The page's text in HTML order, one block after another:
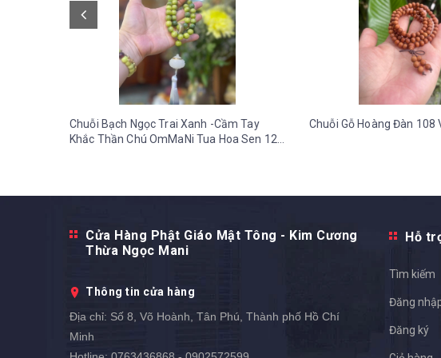
Chuỗi Bạch Ngọc Trai Xanh -Cầm Tay
Khắc Thần Chú OmMaNi Tua Hoa Sen 12
Chuỗi Gỗ Hoàng Đàn 108
Cửa Hàng Phật Giáo Mật Tông - Kim Cương
Thừa Ngọc Mani
Thông tin cửa hàng
Địa chỉ: Số 8, Võ Hoành, Tân Phú, Thành phố Hồ Chí
Minh
Hỗ
Tìm kiếm
Đăng
Đăng ký